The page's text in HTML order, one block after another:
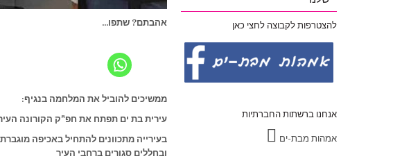
אהבתם? שתפו...
ממשיכים להוביל את המלחמה בנגיף:
עירית בת ים תפתח את חפ"ק הקורונה
בעירייה מתכוונים להתחיל באכיפה
ובחללים סגורים ברחבי העיר
להצטרפות לקבוצה לחצי כאן
אנחנו ברשתות החברתיות
אמהות מבת-ים